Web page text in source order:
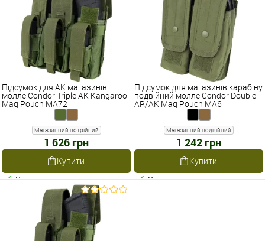
Підсумок для АК магазинів
молле Condor Triple AK Kangaroo
Mag Pouch MA72
Магазинний потрійний
1 626 грн
Купити
Наявне
Підсумок для магазинів карабіну
подвійний молле Condor Double
AR/AK Mag Pouch MA6
Магазинний подвійний
1 242 грн
Купити
Наявне